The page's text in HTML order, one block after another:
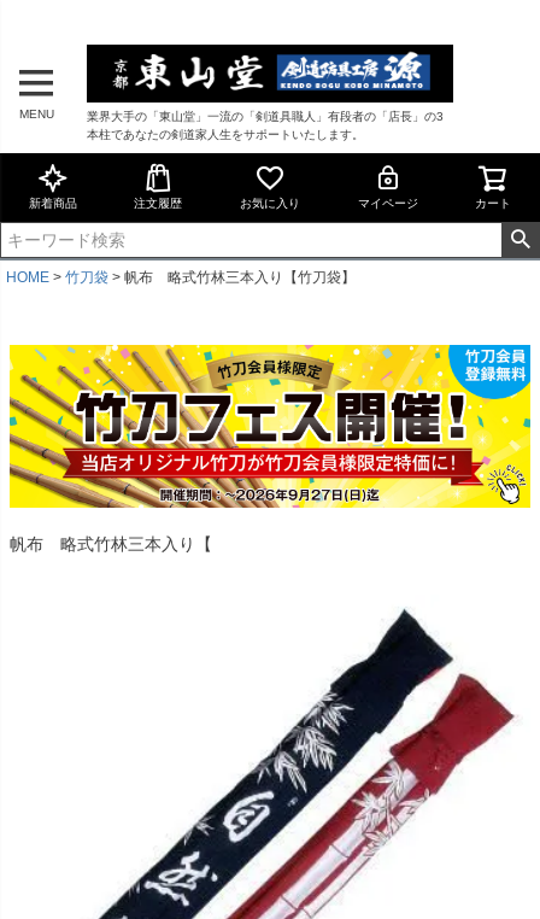
MENU
業界大手の「東山堂」一流の「剣道具職人」有段者の「店長」の3
本柱であなたの剣道家人生をサポートいたします。
新着商品 注文履歴 お気に入り マイページ カート
HOME 竹刀袋 帆布 略式竹林三本入り【竹刀袋】
帆布 略式竹林三本入り【